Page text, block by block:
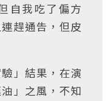
自我吃了偏方
趕通告，但皮
」結果，在演
」之風，不知